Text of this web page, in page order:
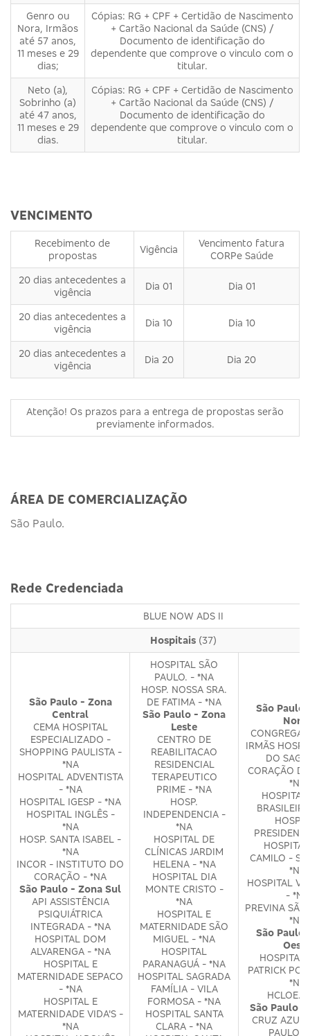
Genro ou
Nora, Irmãos
até 57 anos,
11 meses e 29
dias;
Cópias: RG + CPF + Certidão de Nascimento
+ Cartão Nacional da Saúde (CNS) /
Documento de identificação do
dependente que comprove o vinculo com o
titular.
Neto (a),
Sobrinho (a)
até 47 anos,
11 meses e 29
dias.
Cópias: RG + CPF + Certidão de Nascimento
+ Cartão Nacional da Saúde (CNS) /
Documento de identificação do
dependente que comprove o vinculo com o
titular.
VENCIMENTO
Recebimento de
propostas
Vigência
Vencimento fatura
CORPe Saúde
20 dias antecedentes a
vigência
Dia 01 Dia 01
20 dias antecedentes a
vigência
Dia 10 Dia 10
20 dias antecedentes a
vigência
Dia 20 Dia 20
Atenção! Os prazos para a entrega de propostas serão
previamente informados.
ÁREA DE COMERCIALIZAÇÃO
São Paulo.
Rede Credenciada
BLUE NOW ADS II
Hospitais (37)
São Paulo - Zona
Central
CEMA HOSPITAL
ESPECIALIZADO -
SHOPPING PAULISTA -
*NA
HOSPITAL ADVENTISTA
- *NA
HOSPITAL IGESP - *NA
HOSPITAL INGLÊS -
*NA
HOSP. SANTA ISABEL -
*NA
INCOR - INSTITUTO DO
CORAÇÃO - *NA
São Paulo - Zona Sul
API ASSISTÊNCIA
PSIQUIÁTRICA
INTEGRADA - *NA
HOSPITAL DOM
ALVARENGA - *NA
HOSPITAL E
MATERNIDADE SEPACO
- *NA
HOSPITAL E
MATERNIDADE VIDA'S -
*NA
HOSPITAL SÃO
PAULO. - *NA
HOSP. NOSSA SRA.
DE FATIMA - *NA
São Paulo - Zona
Leste
CENTRO DE
REABILITACAO
RESIDENCIAL
TERAPEUTICO
PRIME - *NA
HOSP.
INDEPENDENCIA -
*NA
HOSPITAL DE
CLÍNICAS JARDIM
HELENA - *NA
HOSPITAL DIA
MONTE CRISTO -
*NA
HOSPITAL E
MATERNIDADE SÃO
MIGUEL - *NA
HOSPITAL
PARANAGUÁ - *NA
HOSPITAL SAGRADA
FAMÍLIA - VILA
FORMOSA - *NA
HOSPITAL SANTA
CLARA - *NA
São Paulo
IRMÃS
DO
CORAÇÃO
*NA
CAMILO -
*NA
HOSPITAL
- *NA
PREVINA
*NA
São Paulo
HOSPITAL
PATRICK
*NA
HCLOE.
São Paulo -
CRUZ AZUL
PAULO -